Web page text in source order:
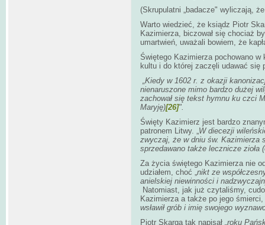
(Skrupulatni „badacze" wyliczają,
Warto wiedzieć, że ksiądz Piotr
Kazimierza, biczował się chociaż
umartwień, uważali bowiem, że
Świętego Kazimierza pochowano
kultu i do której zaczęli udawać się
„Kiedy w 1602 r. z okazji
nienaruszone mimo bardzo dużej
zachował się tekst hymnu ku czci
Maryję)[26]".
Święty Kazimierz jest bardzo
patronem Litwy. „W diecezji
zwyczaj, że w dniu św. Kazimierza
sprzedawano także lecznicze zioła
Za życia świętego Kazimierza nie
udziałem, choć „nikt ze
anielskiej niewinności i
Natomiast, jak już czytaliśmy,
Kazimierza a także po jego śmierci,
wsławił grób i imię swojego
Piotr Skarga tak napisał „roku